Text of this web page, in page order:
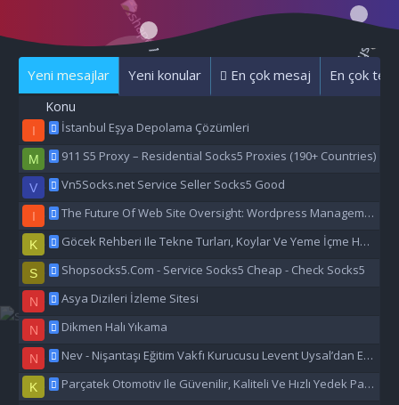
Yeni mesajlar Yeni konular En çok mesaj En çok
Konu
I İstanbul Eşya Depolama Çözümleri
M 911 S5 Proxy – Residential Socks5 Proxies (190+ Countries)
V Vn5Socks.net Service Seller Socks5 Good
I The Future Of Web Site Oversight: Wordpress Management Aı
K Göcek Rehberi Ile Tekne Turları, Koylar Ve Yeme İçme Hakkında Eşsiz Bilgiler
S Shopsocks5.Com - Service Socks5 Cheap - Check Socks5
N Asya Dizileri İzleme Sitesi
N Dikmen Halı Yıkama
N Nev - Nişantaşı Eğitim Vakfı Kurucusu Levent Uysal’dan Eğitime Büyük Destek
K Parçatek Otomotiv Ile Güvenilir, Kaliteli Ve Hızlı Yedek Parça Çözümleri